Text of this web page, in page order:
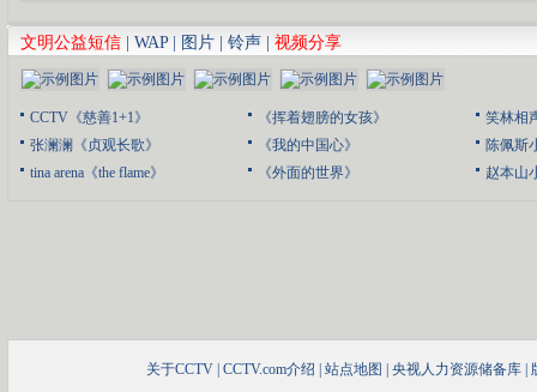
文明公益短信 | WAP| 图片 | 铃声 | 视频分享
CCTV《慈善1+1》
张澜澜《贞观长歌》
tina arena《the flame》
《挥着翅膀的女孩》
《我的中国心》
《外面的世界》
笑林相
陈佩斯
赵本山
关于CCTV | CCTV.com介绍 | 站点地图 | 央视人力资源储备库 |